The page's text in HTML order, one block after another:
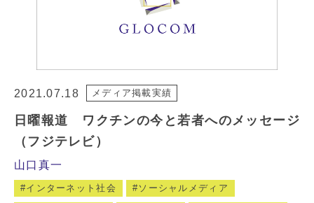
2021.07.18 メディア掲載実績
日曜報道 ワクチンの今と若者へのメッセージ
（フジテレビ）
山口真一
インターネット社会 ソーシャルメディア